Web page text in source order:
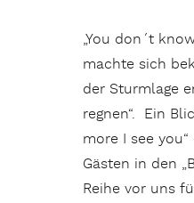
„You don´t
machte sich
der Sturmlage
regnen“. Ein
more I see
Gästen in den
Reihe vor uns